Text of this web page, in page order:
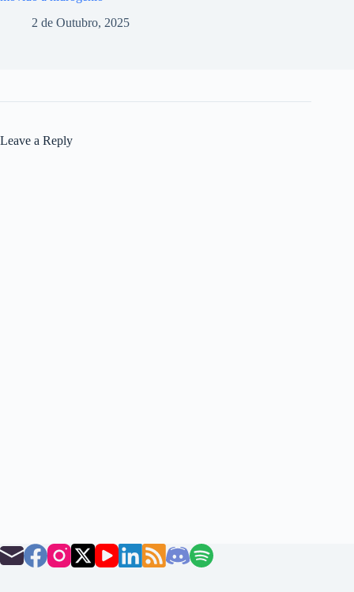
2 de Outubro, 2025
Leave a Reply